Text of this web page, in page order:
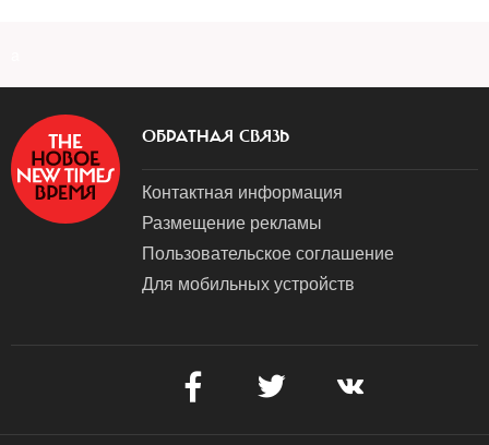
ОБРАТНАЯ СВЯЗЬ
Контактная информация
Размещение рекламы
Пользовательское соглашение
Для мобильных устройств